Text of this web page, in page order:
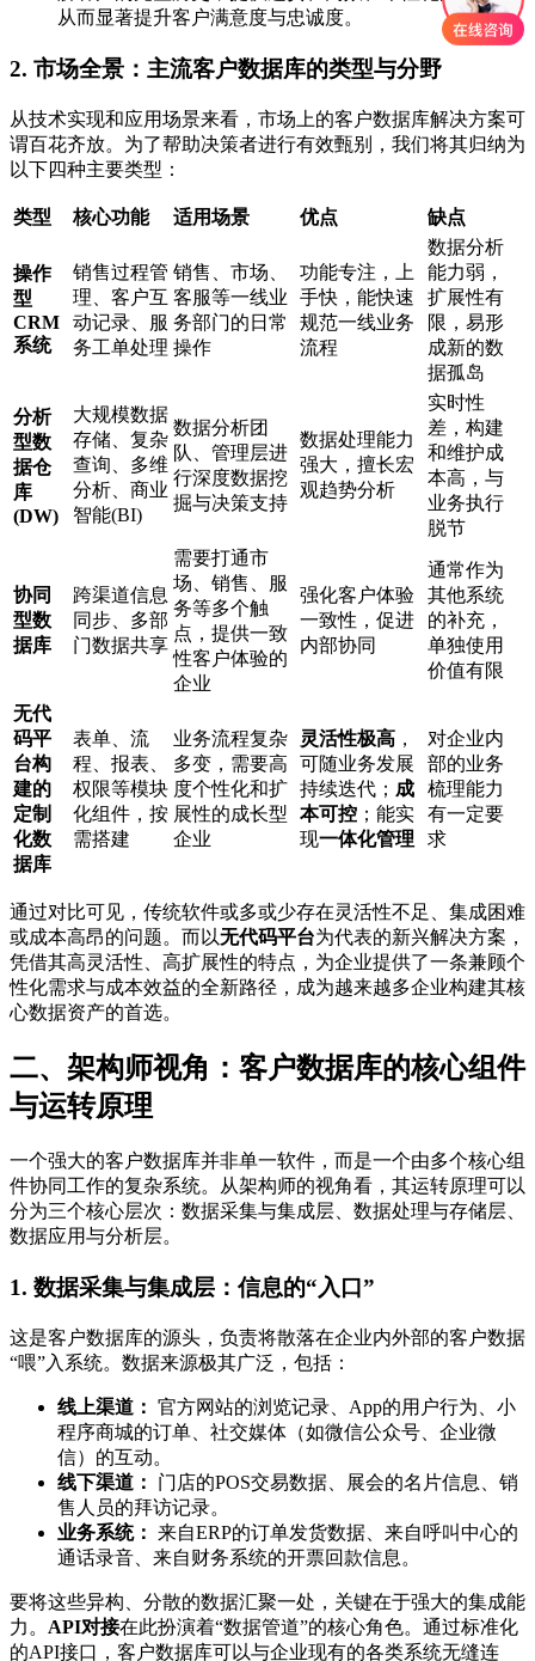
从而显著提升客户满意度与忠诚度。
2. 市场全景：主流客户数据库的类型与分野
从技术实现和应用场景来看，市场上的客户数据库解决方案可
谓百花齐放。为了帮助决策者进行有效甄别，我们将其归纳为
以下四种主要类型：
类型 核心功能 适用场景 优点 缺点
操作
型
CRM
系统
销售过程管
理、客户互
动记录、服
务工单处理
销售、市场、
客服等一线业
务部门的日常
操作
功能专注，上
手快，能快速
规范一线业务
流程
数据分析
能力弱，
扩展性有
限，易形
成新的数
据孤岛
分析
型数
据仓
库
(DW)
大规模数据
存储、复杂
查询、多维
分析、商业
智能(BI)
数据分析团
队、管理层进
行深度数据挖
掘与决策支持
数据处理能力
强大，擅长宏
观趋势分析
实时性
差，构建
和维护成
本高，与
业务执行
脱节
协同
型数
据库
跨渠道信息
同步、多部
门数据共享
需要打通市
场、销售、服
务等多个触
点，提供一致
性客户体验的
企业
强化客户体验
一致性，促进
内部协同
通常作为
其他系统
的补充，
单独使用
价值有限
无代
码平
台构
建的
定制
化数
据库
表单、流
程、报表、
权限等模块
化组件，按
需搭建
业务流程复杂
多变，需要高
度个性化和扩
展性的成长型
企业
灵活性极高 ，
可随业务发展
持续迭代； 成
本可控 ；能实
现一体化管理
对企业内
部的业务
梳理能力
有一定要
求
通过对比可见，传统软件或多或少存在灵活性不足、集成困难
或成本高昂的问题。而以无代码平台为代表的新兴解决方案，
凭借其高灵活性、高扩展性的特点，为企业提供了一条兼顾个
性化需求与成本效益的全新路径，成为越来越多企业构建其核
心数据资产的首选。
二、架构师视角：客户数据库的核心组件
与运转原理
一个强大的客户数据库并非单一软件，而是一个由多个核心组
件协同工作的复杂系统。从架构师的视角看，其运转原理可以
分为三个核心层次：数据采集与集成层、数据处理与存储层、
数据应用与分析层。
1. 数据采集与集成层：信息的“入口”
这是客户数据库的源头，负责将散落在企业内外部的客户数据
“喂”入系统。数据来源极其广泛，包括：
线上渠道： 官方网站的浏览记录、App的用户行为、小
程序商城的订单、社交媒体（如微信公众号、企业微
信）的互动。
线下渠道：
门店的POS交易数据、展会的名片信息、销
售人员的拜访记录。
业务系统： 来自ERP的订单发货数据、来自呼叫中心的
通话录音、来自财务系统的开票回款信息。
要将这些异构、分散的数据汇聚一处，关键在于强大的集成能
力。 API对接在此扮演着“数据管道”的核心角色。通过标准化
的API接口，客户数据库可以与企业现有的各类系统无缝连